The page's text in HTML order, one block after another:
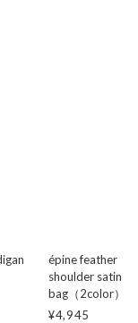
épine feather
shoulder satin
bag（2color）
¥4,945